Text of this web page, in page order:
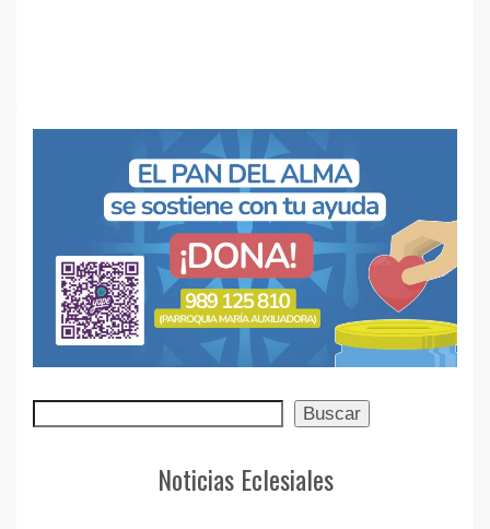
Buscar Buscar
Noticias Eclesiales